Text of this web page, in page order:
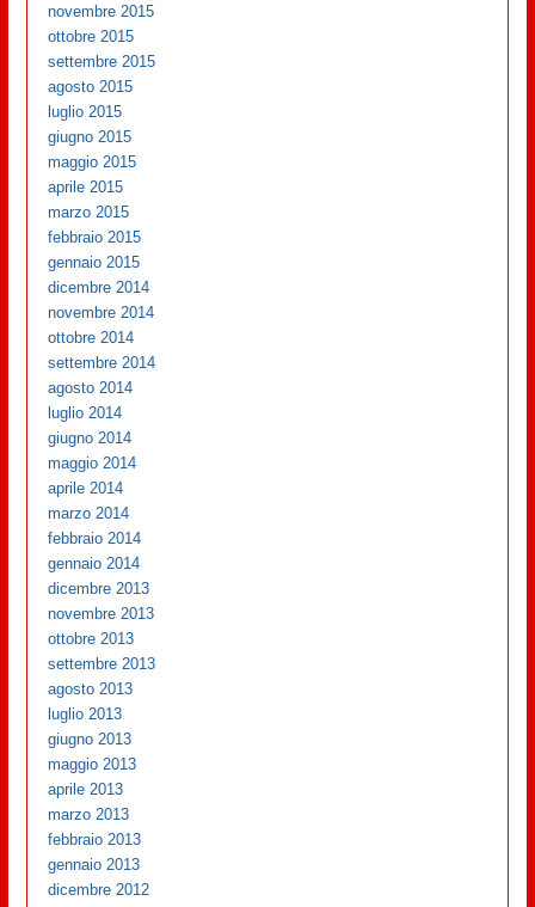
novembre 2015
ottobre 2015
settembre 2015
agosto 2015
luglio 2015
giugno 2015
maggio 2015
aprile 2015
marzo 2015
febbraio 2015
gennaio 2015
dicembre 2014
novembre 2014
ottobre 2014
settembre 2014
agosto 2014
luglio 2014
giugno 2014
maggio 2014
aprile 2014
marzo 2014
febbraio 2014
gennaio 2014
dicembre 2013
novembre 2013
ottobre 2013
settembre 2013
agosto 2013
luglio 2013
giugno 2013
maggio 2013
aprile 2013
marzo 2013
febbraio 2013
gennaio 2013
dicembre 2012